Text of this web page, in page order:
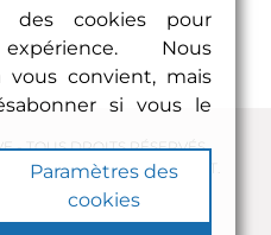
- TOUS DROITS RÉSERVÉS
CAROLE MICHALET.
cookies pour
Nous
vous convient, mais
si vous le
Paramètres des
cookies